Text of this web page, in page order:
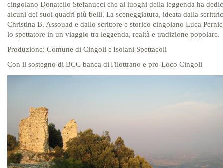
cingolano Donatello Stefanucci che ai luoghi della leggenda ha
alcuni dei suoi quadri più belli. La sceneggiatura, ideata dalla
Christina B. Assouad e dallo scrittore e storico cingolano Luca
lo spettatore in un viaggio tra leggenda, realtà e tradizione popolare.
Produzione: Comune di Cingoli e Isolani Spettacoli
Con il sostegno di BCC banca di Filottrano e pro-Loco Cingoli